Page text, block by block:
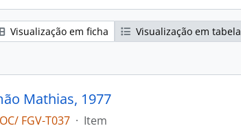
Visualização em ficha
Visualização em tabela
Mathias, 1977
FGV-T037 · Item